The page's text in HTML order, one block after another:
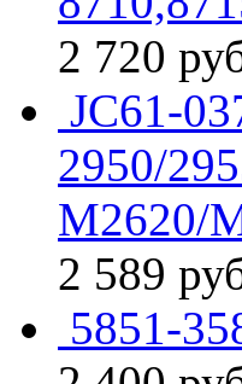
2 720
JC61-
2950/
M2620/
2 589
5851-